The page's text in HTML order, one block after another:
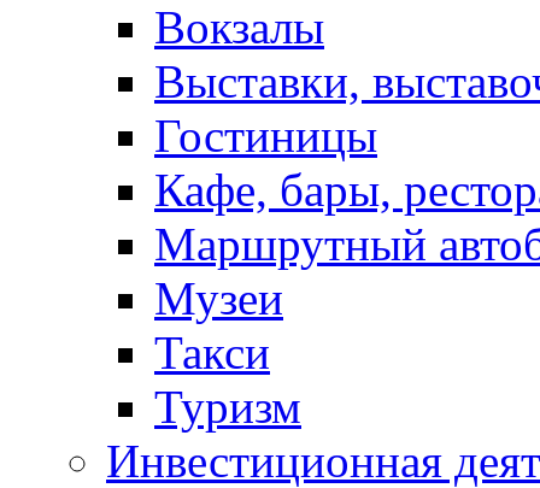
Вокзалы
Выставки,
Гостиницы
Кафе, бары,
Маршрутный
Музеи
Такси
Туризм
Инвестиционная